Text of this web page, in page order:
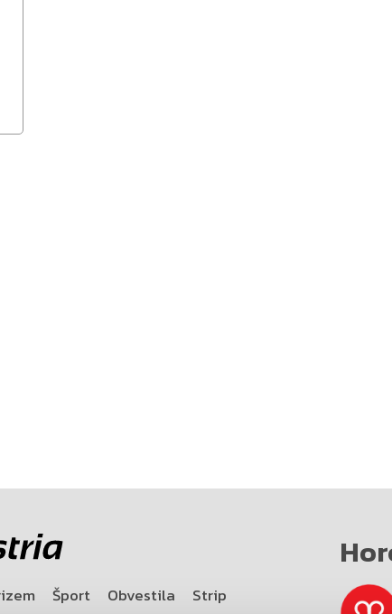
Šport Obvestila
Strip